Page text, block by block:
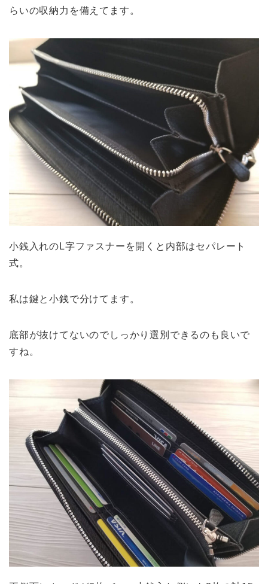
らいの収納力を備えてます。
小銭入れのL字ファスナーを開くと内部はセパレート
式。
私は鍵と小銭で分けてます。
底部が抜けてないのでしっかり選別できるのも良いで
すね。